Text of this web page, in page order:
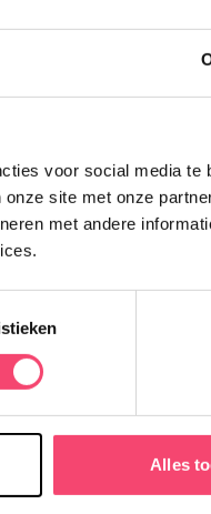
voor social media te
site met onze
met andere
Alles
maak een
glijbaan.